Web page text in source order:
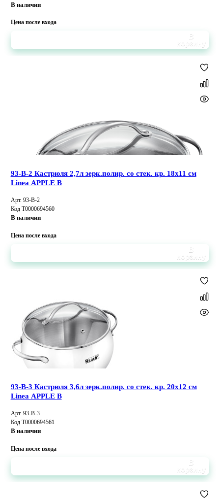
В наличии
Цена после входа
В
корзину
93-B-2 Кастрюля 2,7л зерк.полир. со стек. кр. 18х11 см
Linea APPLE B
Арт. 93-B-2
Код Т0000694560
В наличии
Цена после входа
В
корзину
93-B-3 Кастрюля 3,6л зерк.полир. со стек. кр. 20х12 см
Linea APPLE B
Арт. 93-B-3
Код Т0000694561
В наличии
Цена после входа
В
корзину